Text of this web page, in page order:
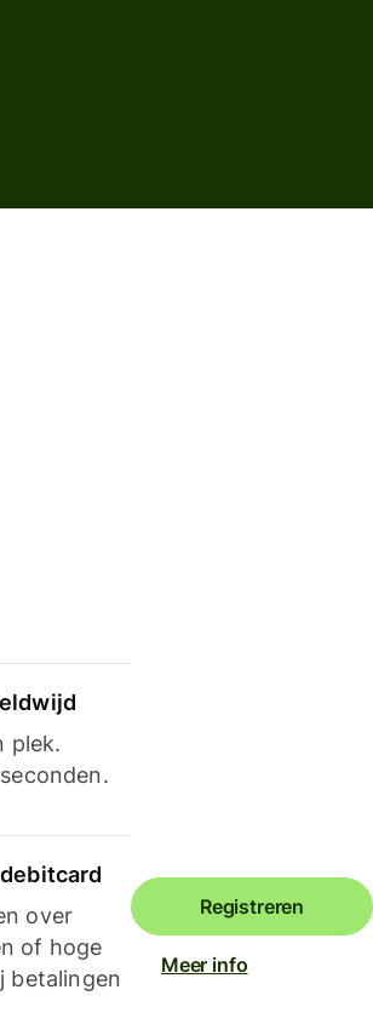
plek.
over
of hoge
betalingen
Registreren
Meer info